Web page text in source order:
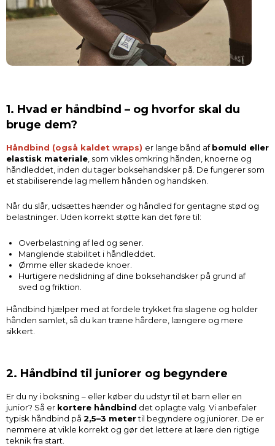
1. Hvad er håndbind – og hvorfor skal du
bruge dem?
Håndbind (også kaldet wraps) er lange bånd afbomuld eller
elastisk materiale , som vikles omkring hånden, knoerne og
håndleddet, inden du tager boksehandsker på. De fungerer som
et stabiliserende lag mellem hånden og handsken.
Når du slår, udsættes hænder og håndled for gentagne stød og
belastninger. Uden korrekt støtte kan det føre til:
Overbelastning af led og sener.
Manglende stabilitet i håndleddet.
Ømme eller skadede knoer.
Hurtigere nedslidning af dine boksehandsker på grund af
sved og friktion.
Håndbind hjælper med at fordele trykket fra slagene og holder
hånden samlet, så du kan træne hårdere, længere og mere
sikkert.
2. Håndbind til juniorer og begyndere
Er du ny i boksning – eller køber du udstyr til et barn eller en
junior? Så er kortere håndbind det oplagte valg. Vi anbefaler
typisk håndbind på 2,5–3 metertil begyndere og juniorer. De er
nemmere at vikle korrekt og gør det lettere at lære den rigtige
teknik fra start.